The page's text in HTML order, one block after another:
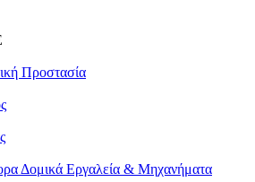
Προστασία
Δομικά Εργαλεία & Μηχανήματα